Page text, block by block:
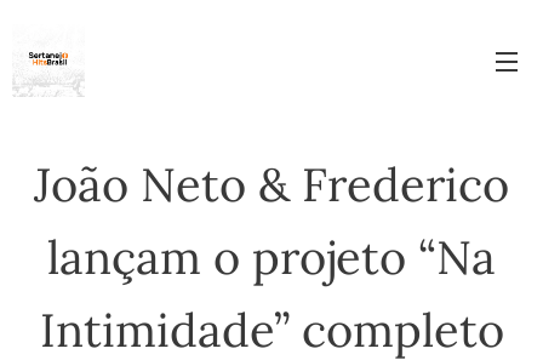
João Neto & Frederico
lançam o projeto “Na
Intimidade” completo